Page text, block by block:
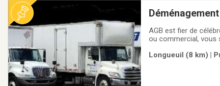
AGB est fier de
ou commercial, vous
vous garantir le
Longueuil (8 km) |